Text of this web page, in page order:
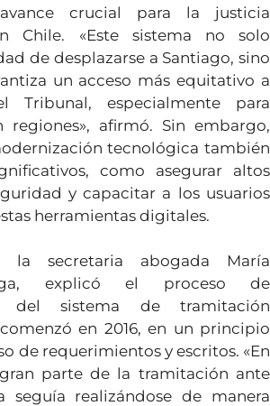
crucial para la justicia
Chile. «Este sistema no solo
de desplazarse a Santiago, sino
un acceso más equitativo a
Tribunal, especialmente para
regiones», afirmó. Sin embargo,
tecnológica también
como asegurar altos
y capacitar a los usuarios
herramientas digitales.
la secretaria abogada María
explicó el proceso de
del sistema de tramitación
en 2016, en un principio
de requerimientos y escritos. «En
parte de la tramitación ante
seguía realizándose de manera